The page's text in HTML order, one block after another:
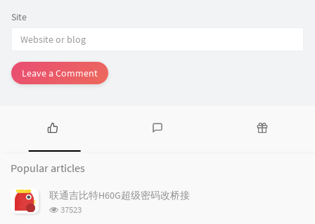
Site
Leave a Comment
p
u
l
e
s
Popular articles
联通吉比特H60G超级密码改桥接
浏
37523